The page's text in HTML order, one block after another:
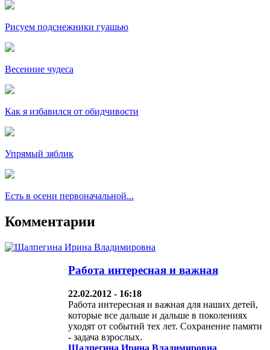
Рисуем подснежники гуашью
Весенние чудеса
Как я избавился от обидчивости
Упрямый зяблик
Есть в осени первоначальной...
Комментарии
Работа интересная и важная
22.02.2012 - 16:18
Работа интересная и важная для наших детей,
которые все дальше и дальше в поколениях
уходят от событий тех лет. Сохранение памяти
- задача взрослых.
Щалпегина Ирина Владимировна